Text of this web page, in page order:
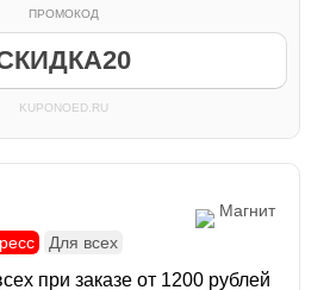
ПРОМОКОД
KUPONOED.RU
Магнит
Для всех
при заказе от 1200 рублей